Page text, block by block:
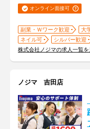
オンライン面接可
副業・Ｗワーク歓迎 大
ネイル可
シルバー歓迎
株式会社ノジマの求人一覧を
ノジマ 吉田店